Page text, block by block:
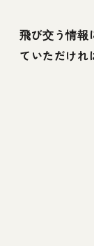
飛び交う情報
ていただけれ